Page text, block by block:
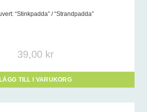
“Stinkpadda” / “Strandpadda”
39,00 kr
LÄGG TILL I VARUKORG